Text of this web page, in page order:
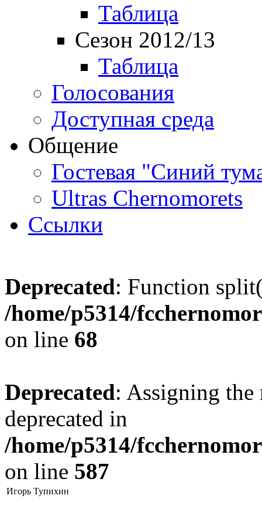
Таблица
Сезон 2012/13
Таблица
Голосования
Доступная среда
Общение
Гостевая "Синий
Ultras Chernomorets
Ссылки
Deprecated: Function
/home/p5314/
on line 68
Deprecated: Assigning the
deprecated in
/home/p5314/
on line 587
Игорь Тупихин